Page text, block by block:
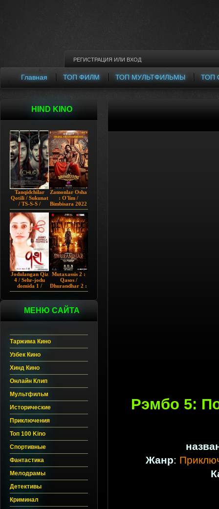
РЕГИСТРАЦИЯ ИЛИ ВХОД
ТОП
ТОП МУЛЬТФИЛЬМЫ
ТОП ФИЛМ
Главная
HIND KINO
Tanqidchilar
Qotili / Sukunat
/ TS-S-S /
Jimjitlik
Ortidagi Sir /
Chup 2022 HD
Hind kino
Zamonlar Osha
: O'lim /
Bimbisara 2022
Hind kino
Uzbek tilida
Jodulangan Qiz
4 / Sehr-jodu
domida 1 /
Egallangan 1 /
Hind kino
Uzbek tilida
Mutaxassis 2 :
Qasos /
Dhurandhar 2 :
Intiqom 2026
МЕНЮ САЙТА
Таржима Кино
Узбек Кино
Хинд Кино
Онлайн Клип
Мультфильм
Исторические
Приключения
Топ 100 Kino
Спортивные
Фантастика
Мелодрамы
Детективы
Криминал
Рэмбо 5:
Жанр: